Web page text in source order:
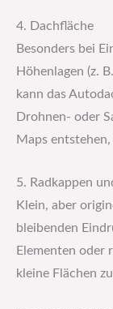
4. Dachfläche
Besonders bei
Höhenlagen (z.
kann das
Drohnen- oder
Maps
5. Radkappen
Klein, aber
bleibenden
Elementen oder
kleine Flächen